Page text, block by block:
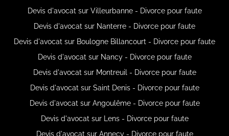
Devis d'avocat sur Villeurbanne - Divorce pour faute
Devis d'avocat sur Nanterre - Divorce pour faute
Devis d'avocat sur Boulogne Billancourt - Divorce pour faute
Devis d'avocat sur Nancy - Divorce pour faute
Devis d'avocat sur Montreuil - Divorce pour faute
Devis d'avocat sur Saint Denis - Divorce pour faute
Devis d'avocat sur Angoulême - Divorce pour faute
Devis d'avocat sur Lens - Divorce pour faute
Devis d'avocat sur Annecy - Divorce pour faute